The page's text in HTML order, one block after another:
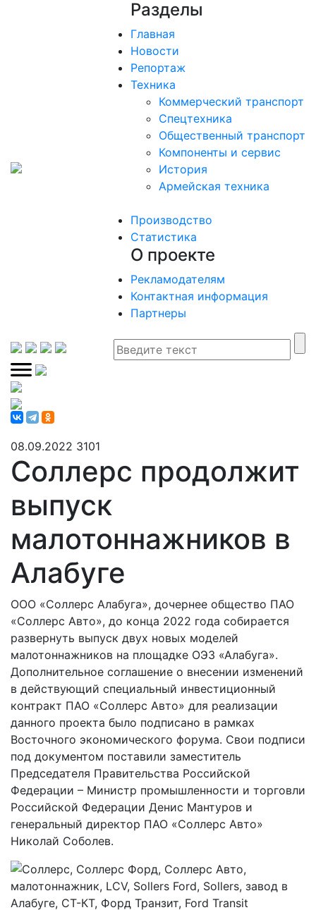
Разделы
Главная
Новости
Репортаж
Техника
Коммерческий транспорт
Спецтехника
Общественный транспорт
Компоненты и сервис
История
Армейская техника
Производство
Статистика
О проекте
Рекламодателям
Контактная информация
Партнеры
08.09.2022 3101
Соллерс продолжит
выпуск
малотоннажников в
Алабуге
ООО «Соллерс Алабуга», дочернее общество ПАО
«Соллерс Авто», до конца 2022 года собирается
развернуть выпуск двух новых моделей
малотоннажников на площадке ОЭЗ «Алабуга».
Дополнительное соглашение о внесении изменений
в действующий специальный инвестиционный
контракт ПАО «Соллерс Авто» для реализации
данного проекта было подписано в рамках
Восточного экономического форума. Свои подписи
под документом поставили заместитель
Председателя Правительства Российской
Федерации – Министр промышленности и торговли
Российской Федерации Денис Мантуров и
генеральный директор ПАО «Соллерс Авто»
Николай Соболев.